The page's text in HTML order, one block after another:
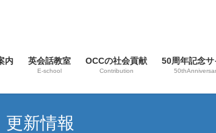
内 英会話教室
E-school
OCCの社会貢献
Contribution
50周年記念サ
更新情報